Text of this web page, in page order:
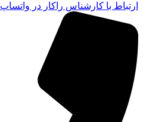
ارتباط با کارشناس راکار در واتساپ